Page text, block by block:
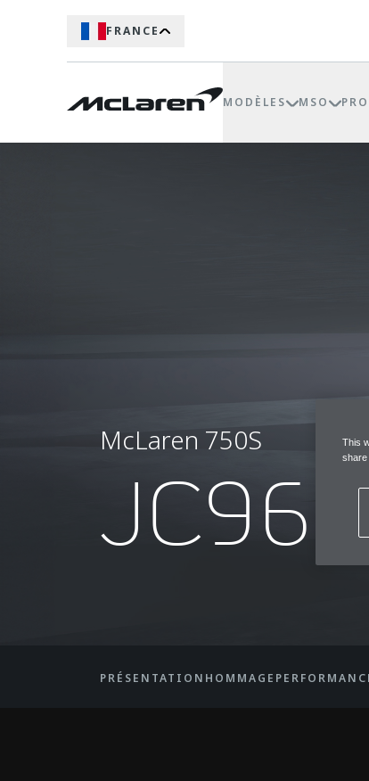
FRANCE
MODÈLES MSO
McLaren 750S
JC96
PRÉSENTATION HOMMAGE
This
share